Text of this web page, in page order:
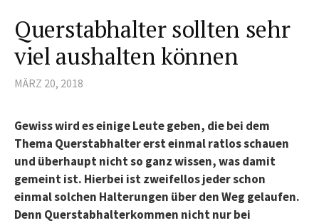
Querstabhalter sollten sehr
viel aushalten können
MÄRZ 20, 2018
Gewiss wird es einige Leute geben, die bei dem
Thema Querstabhalter erst einmal ratlos schauen
und überhaupt nicht so ganz wissen, was damit
gemeint ist. Hierbei ist zweifellos jeder schon
einmal solchen Halterungen über den Weg gelaufen.
Denn Querstabhalterkommen nicht nur bei